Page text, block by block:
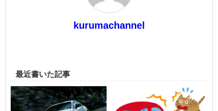
kurumachannel
最近書いた記事